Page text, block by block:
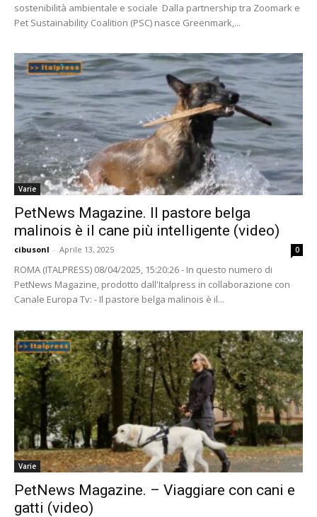
sostenibilità ambientale e sociale Dalla partnership tra Zoomark e
Pet Sustainability Coalition (PSC) nasce Greenmark,...
Varie
PetNews Magazine. Il pastore belga
malinois è il cane più intelligente (video)
cibusonl - Aprile 13, 2025 0
ROMA (ITALPRESS) 08/04/2025, 15:20:26 - In questo numero di
PetNews Magazine, prodotto dall'Italpress in collaborazione con
Canale Europa Tv: - Il pastore belga malinois è il...
Varie
PetNews Magazine. – Viaggiare con cani e
gatti (video)